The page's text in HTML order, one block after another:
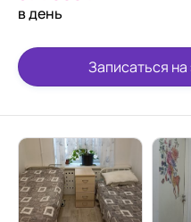
в день
Записаться